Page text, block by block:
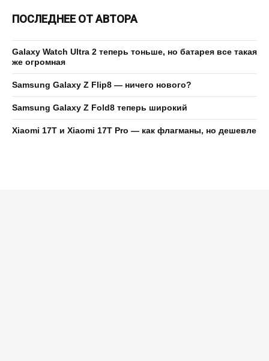
ПОСЛЕДНЕЕ ОТ АВТОРА
Galaxy Watch Ultra 2 теперь тоньше, но батарея все такая
же огромная
Samsung Galaxy Z Flip8 — ничего нового?
Samsung Galaxy Z Fold8 теперь широкий
Xiaomi 17T и Xiaomi 17T Pro — как флагманы, но дешевле